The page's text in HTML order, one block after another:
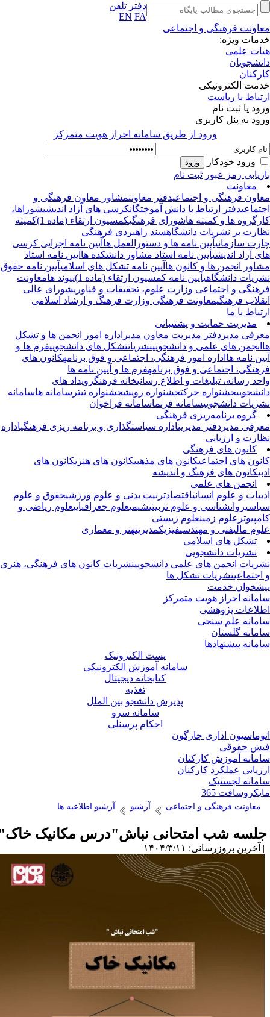
دفتر تلفن
EN FA
فرهنگی و اجتماعی
ویژه:
علمی
الکترونیکی
با ریاست
یا ثبت نام
به پنل کاربری
ورود از طريق سامانه احراز هويت متمركز
ورود خودکار
رمز عبور ثبت نام
معاونت
فرهنگی و اجتماعیدفتر معاونتمشاور معاون فرهنگی و
دفتر ارتباط با دانش آموختگانکرسی های آزاد اندیشیشوراها،
ها و کمیته هاشورای فرهنگیکمسیون ارتقاء (ماده 1)
کمیته
بر نشریات دانشگاهسند راهبردی فرهنگی
سازمانیآیین نامه ها و دستورالعمل هاآیین نامه اجرایی کرسی
آزاد اندیشیآیین نامه استاد مشاور دانشکده هاآیین نامه استاد
انجمن ها و کانون هاآیین نامه تشکل های اسلامیآیین نامه حقوق
دانشگاهیآیین نامه کمسیون ارتقاء (ماده 1) پیوند هامعاونت
و اجتماعی وزارت علوم، تحقیقات و فناوریشورای عالی
فرهنگیمعاونت فرهنگی وزارت فرهنگ و ارشاد اسلامی
با ما
مدیریت حمایت و پشتیبانی
مدیردفتر مدیریتمعاون مدیراداره امور انجمن ها و تشکل
انجمن های علمی و دانشجویینشریاتتشکل های دانشجوییفرم ها و
نامه هااداره امور فرهنگی، اجتماعی و فوق برنامهکانون های
اجتماعی و فوق برنامهفرم ها و آیین نامه ها
رسانه، تبلیغات و اطلاع رسانیخانه فرهنگرویداد های
جشنواره حرکتجشنواره رویشجشنواره تیترسامانه هاسامانه
دانشجوییسامانه فرنماسامانه فراخوان
گروه برنامه‌ریزی فرهنگی
مدیردفتر مدیریت اداره سیاستگذاری و برنامه ریزی فرهنگیاداره
و ارزیابی
کانون های فرهنگی
های اجتماعیکانون های مذهبیکانون های هنریکانون های
کانون های فرهنگ و اندیشه
انجمن های علمی
و علوم انسانیاقتصادتربیت بدنی و علوم ورزشیحقوق و علوم
روانشناسی و علوم تربیتیشیمیعلوم جغرافیاییعلوم ریاضی و
علوم زمینعلوم زیستی
مالیفنی و مهندسیفیزیکمدیریت هنر و معماری
تشکل های اسلامی
نشریات دانشجویی
انجمن های علمی دانشجویینشریات کانون های فرهنگی، هنری
نشریات تشکل ها
خدمت
احراز هویت متمرکز
پژوهشی
علم سنجی
گلستان
پیشنهادها
پست الکترونیک
سامانه آموزش الکترونیکی
کتابخانه دیجیتال
تغذیه
پذیرش دانشجو بین الملل
سامانه سرو
احکام پرسنلی
اداری چارگون
حقوقی
آموزش کارکنان
عملکرد کارکنان
لجستیک
365
معاونت فرهنگی و اجتماعی آرشیو آرشیو اطلاعیه ها
شب امتحانی نباش"درس مکانیک خاک"
بروزرسانی: ۱۴۰۴/۳/۱۱ |